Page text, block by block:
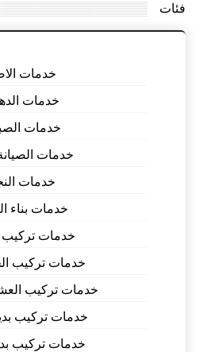
فئات
خدمات
خدمات
خدمات
خدمات
خدمات
خدمات بناء
خدمات تركيب
خدمات تركيب
خدمات تركيب
خدمات تركيب
خدمات تركيب